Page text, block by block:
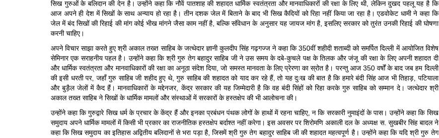
सिख गुरुओं के बलिदान की देन है। उन्होंने कहा कि नौवें पातशाह की शहादत धार्मिक स्वतंत्रता और मानवाधिकारों की रक्षा के लिए थी, लेकिन दुखद पहलू यह है कि
आज अपने ही देश में सिखों के साथ अन्याय हो रहा है। तीन दशक जेल में बिताने के बाद भी सिख कैदियों को रिहा नहीं किया जा रहा है। एडवोकेट धामी ने कहा कि
जेल में बंद सिखों की रिहाई की मांग कोई भीख मांगने जैसा काम नहीं है, बल्कि संविधान के अनुसार यह जायज मांग है, इसलिए सरकार को तुरंत उनकी रिहाई की घोषणा
करनी चाहिए।
अपने विचार साझा करते हुए श्री अकाल तख्त साहिब के जत्थेदार ज्ञानी कुलदीप सिंह गढ़गज्ज ने कहा कि 350वीं शहीदी शताब्दी को समर्पित दिल्ली में आयोजित विशेष
सेमिनार एक सराहनीय पहल है। उन्होंने कहा कि श्री गुरु तेग बहादुर साहिब जी ने उस समय के दबे-कुचले पक्ष के तिलक और जंजू की रक्षा के लिए अपनी शहादत दी
और धार्मिक स्वतंत्रता और मानवाधिकारों की रक्षा का अनूठा संदेश दिया, जो समस्त मानवता के लिए प्रेरणा का स्रोत है। परन्तु आज 350 वर्षों के बाद जब हम दिल्ली
की इसी धरती पर, जहाँ गुरु साहिब जी शहीद हुए थे, गुरु साहिब की शहादत को याद कर रहे हैं, तो यह दुःख की बात है कि हमारे बंदी सिंह आज भी तिहाड़, पटियाला
और बुड़ैल जेलों में कैद हैं। मानवाधिकारों के मद्देनजर, केंद्र सरकार की यह जिम्मेदारी है कि वह बंदी सिंहों को रिहा करके गुरु साहिब को सम्मान दे। जत्थेदार श्री
अकाल तख्त साहिब ने सिखों के धार्मिक मामलों और संस्थाओं में सरकारों के हस्तक्षेप की भी आलोचना की।
उन्होंने कहा कि गुरुद्वारे सिख धर्म के प्रचार के केंद्र हैं और इनका प्रबंधन पंथक लोगों के हाथों में रहना चाहिए, न कि सरकारी नुमाइंदों के पास। उन्होंने कहा कि सिख
समुदाय अपने धार्मिक मामलों में किसी भी प्रकार का राजनीतिक हस्तक्षेप बर्दाश्त नहीं करेगा। इस अवसर पर शिरोमणि अकाली दल के अध्यक्ष स. सुखबीर सिंह बादल ने
कहा कि सिख समुदाय का इतिहास अद्वितीय बलिदानों से भरा पड़ा है, जिसमें श्री गुरु तेग बहादुर साहिब जी की शहादत महत्वपूर्ण है। उन्होंने कहा कि यदि श्री गुरु तेग